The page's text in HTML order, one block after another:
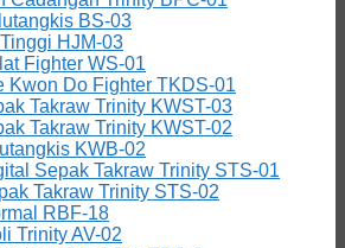
BS-03
HJM-03
Fighter WS-01
Kwon Do Fighter TKDS-01
Takraw Trinity KWST-03
Takraw Trinity KWST-02
KWB-02
Sepak Takraw Trinity STS-01
Takraw Trinity STS-02
RBF-18
Trinity AV-02